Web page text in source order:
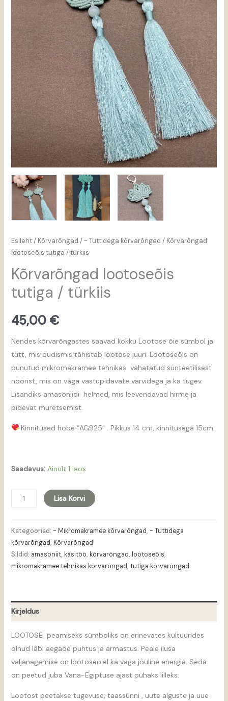
Esileht/ Kõrvarõngad / - Tuttidega kõrvarõngad / Kõrvarõngad
lootoseõis tutiga / türkiis
Kõrvarõngad lootoseõis
tutiga / türkiis
45,00 €
Nendes kõrvarõngastes saavad kokku Lootose õie sümbol ja
tutt, mis budismis tähistab lootose juuri. Lootoseõis on
punutud mikromakramee tehnikas vahatatud sünteetilisest
nöörist, mis on väga vastupidavate värvidega ja ka tugev.
Lisandiks amasoniidi helmed, mis leevendavad hirme ja
pidevat muretsemist.
Kinnitused hõbe “AG925” . Pikkus 14 cm, kinnitusega 15cm.
Saadavus: Ainult 1 laos
Lisa Korvi
Kategooriad: - Mikromakramee kõrvarõngad, - Tuttidega
kõrvarõngad, Kõrvarõngad
Sildid: amasoniit, käsitöö, kõrvarõngad, lootoseõis,
mikromakramee tehnikas kõrvarõngad, tutiga kõrvarõngad
Kirjeldus
LOOTOSE peamiseks sümboliks on erinevates kultuurides
olnud läbi aegade puhtus ja armastus. Peale ilusa
väljanägemise on lootoseõiel ka väga jõuline energia. Seda
on peetud juba Vana-Egiptuse ajast pühaks lilleks.
Lootost peetakse tugevuse, taassünni , uute alguste ja uue